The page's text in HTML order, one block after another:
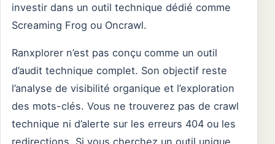
investir dans un outil technique dédié comme
Screaming Frog ou Oncrawl.
Ranxplorer n’est pas conçu comme un outil
d’audit technique complet. Son objectif reste
l’analyse de visibilité organique et l’exploration
des mots-clés. Vous ne trouverez pas de crawl
technique ni d’alerte sur les erreurs 404 ou les
redirections. Si vous cherchez un outil unique